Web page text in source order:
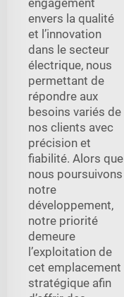
envers la qualité
et l’innovation
dans le secteur
électrique, nous
permettant de
répondre aux
besoins variés de
nos clients avec
précision et
fiabilité. Alors que
nous poursuivons
notre
développement,
notre priorité
demeure
l’exploitation de
cet emplacement
stratégique afin